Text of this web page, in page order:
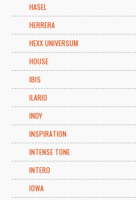
HASEL
HERRERA
HEXX UNIVERSUM
HOUSE
IBIS
ILARIO
INDY
INSPIRATION
INTENSE TONE
INTERO
IOWA